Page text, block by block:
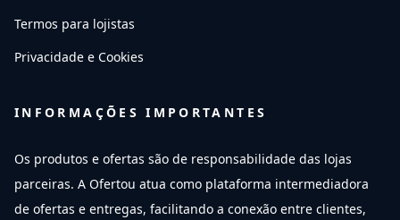
Termos para lojistas
Privacidade e Cookies
INFORMAÇÕES IMPORTANTES
Os produtos e ofertas são de responsabilidade das lojas
parceiras. A Ofertou atua como plataforma intermediadora
de ofertas e entregas, facilitando a conexão entre clientes,